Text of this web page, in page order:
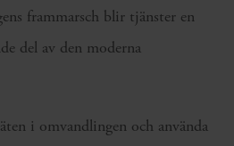
frammarsch blir tjänster en
del av den moderna
i omvandlingen och använda